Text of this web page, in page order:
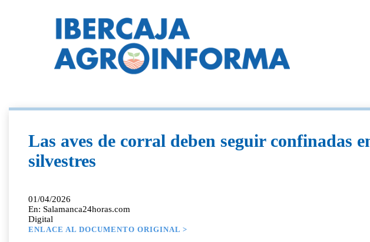
Las aves de corral deben seguir confinadas
silvestres
01/04/2026
En: Salamanca24horas.com
Digital
ENLACE AL DOCUMENTO ORIGINAL >